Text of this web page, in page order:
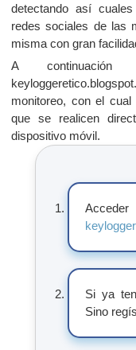
detectando así
redes sociales de las
misma con gran
A
monitoreo, con el
que se realicen
dispositivo móvil.
Si ya
Sino